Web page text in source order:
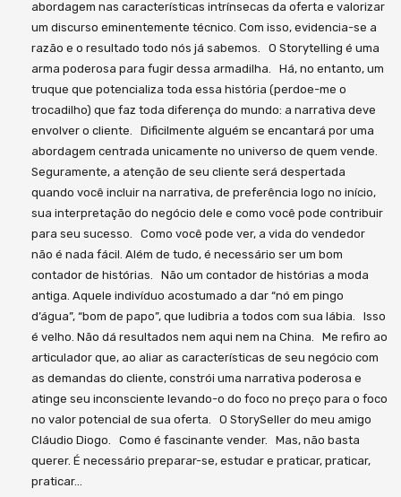
abordagem nas características intrínsecas da oferta e valorizar
um discurso eminentemente técnico. Com isso, evidencia-se a
razão e o resultado todo nós já sabemos. O Storytelling é uma
arma poderosa para fugir dessa armadilha. Há, no entanto, um
truque que potencializa toda essa história (perdoe-me o
trocadilho) que faz toda diferença do mundo: a narrativa deve
envolver o cliente. Dificilmente alguém se encantará por uma
abordagem centrada unicamente no universo de quem vende.
Seguramente, a atenção de seu cliente será despertada
quando você incluir na narrativa, de preferência logo no início,
sua interpretação do negócio dele e como você pode contribuir
para seu sucesso. Como você pode ver, a vida do vendedor
não é nada fácil. Além de tudo, é necessário ser um bom
contador de histórias. Não um contador de histórias a moda
antiga. Aquele indivíduo acostumado a dar “nó em pingo
d’água”, “bom de papo”, que ludibria a todos com sua lábia. Isso
é velho. Não dá resultados nem aqui nem na China. Me refiro ao
articulador que, ao aliar as características de seu negócio com
as demandas do cliente, constrói uma narrativa poderosa e
atinge seu inconsciente levando-o do foco no preço para o foco
no valor potencial de sua oferta. O StorySeller do meu amigo
Cláudio Diogo. Como é fascinante vender. Mas, não basta
querer. É necessário preparar-se, estudar e praticar, praticar,
praticar…